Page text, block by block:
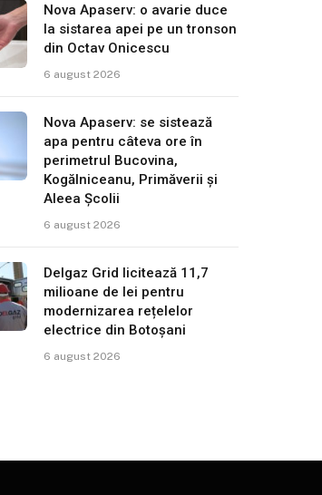
Nova Apaserv: o avarie duce
la sistarea apei pe un tronson
din Octav Onicescu
6 august 2026
Nova Apaserv: se sistează
apa pentru câteva ore în
perimetrul Bucovina,
Kogălniceanu, Primăverii și
Aleea Școlii
6 august 2026
Delgaz Grid licitează 11,7
milioane de lei pentru
modernizarea rețelelor
electrice din Botoșani
6 august 2026